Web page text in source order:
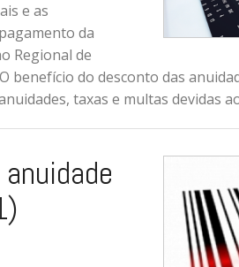
e as
da
Regional de
benefício do desconto das
taxas e multas devidas